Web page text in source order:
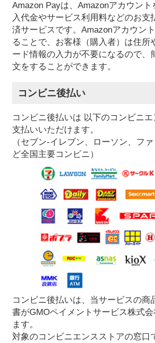
Amazon Payは、Amazonアカウン
入代金やサービス利用料などのお支
済サービスです。Amazonアカウン
ることで、お客様（購入者）は住所
ード情報の入力が不要になるので、
文をすることができます。
コンビニ後払い
コンビニ後払いは 以下のコンビニ
支払いいただけます。
（セブン-イレブン、ローソン、フ
ど全国主要コンビニ）
コンビニ後払いは、当サービスの商
書がGMOペイメントサービス株式
ます。
対象のコンビニエンスストアの窓口